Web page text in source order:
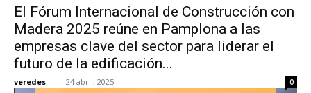
El Fórum Internacional de Construcción con
Madera 2025 reúne en Pamplona a las
empresas clave del sector para liderar el
futuro de la edificación...
veredes - 24 abril, 2025 0